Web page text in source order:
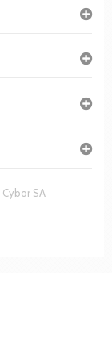
Cybor SA